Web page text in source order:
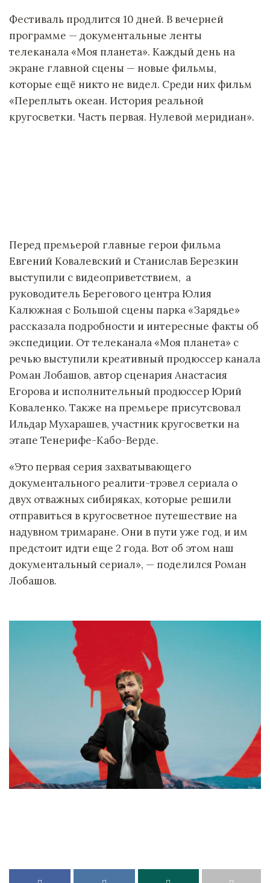
Фестиваль продлится 10 дней. В вечерней
программе — документальные ленты
телеканала «Моя планета». Каждый день на
экране главной сцены — новые фильмы,
которые ещё никто не видел. Среди них фильм
«Переплыть океан. История реальной
кругосветки. Часть первая. Нулевой меридиан».
Перед премьерой главные герои фильма
Евгений Ковалевский и Станислав Березкин
выступили с видеоприветствием, а
руководитель Берегового центра Юлия
Калюжная с Большой сцены парка «Зарядье»
рассказала подробности и интересные факты об
экспедиции. От телеканала «Моя планета» с
речью выступили креативный продюссер канала
Роман Лобашов, автор сценария Анастасия
Егорова и исполнительный продюссер Юрий
Коваленко. Также на премьере присутсвовал
Ильдар Мухарашев, участник кругосветки на
этапе Тенерифе-Кабо-Верде.
«Это первая серия захватывающего
документального реалити-трэвел сериала о
двух отважных сибиряках, которые решили
отправиться в кругосветное путешествие на
надувном тримаране. Они в пути уже год, и им
предстоит идти еще 2 года. Вот об этом наш
документальный сериал», — поделился Роман
Лобашов.